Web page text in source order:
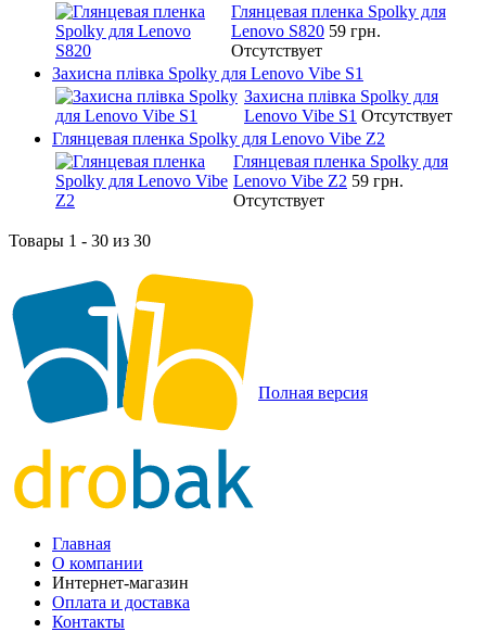
Глянцевая пленка Spolky для
Lenovo S820 59 грн.
Отсутствует
Захисна плівка Spolky для Lenovo Vibe S1
Захисна плівка Spolky для
Lenovo Vibe S1 Отсутствует
Глянцевая пленка Spolky для Lenovo Vibe Z2
Глянцевая пленка Spolky для
Lenovo Vibe Z2 59 грн.
Отсутствует
Товары 1 - 30 из 30
Полная версия
Главная
О компании
Интернет-магазин
Оплата и доставка
Контакты